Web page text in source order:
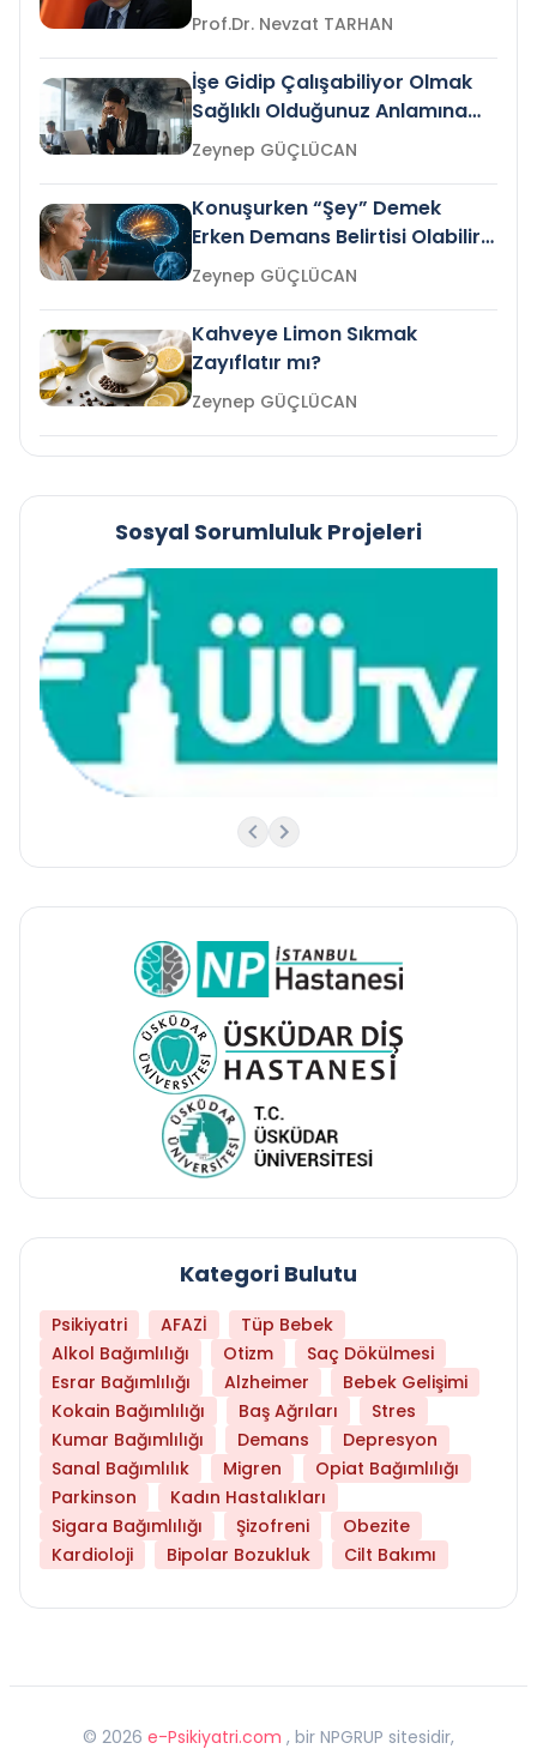
Prof.Dr. Nevzat TARHAN
İşe Gidip Çalışabiliyor Olmak
Sağlıklı Olduğunuz Anlamına
Gelir mi?Zeynep GÜÇLÜCAN
Konuşurken “Şey” Demek
Erken Demans Belirtisi Olabilir
mi?
Zeynep GÜÇLÜCAN
Kahveye Limon Sıkmak
Zayıflatır mı?
Zeynep GÜÇLÜCAN
Sosyal Sorumluluk Projeleri
Kategori Bulutu
Psikiyatri AFAZİ
Tüp Bebek
Alkol Bağımlılığı
Otizm
Saç Dökülmesi
Esrar Bağımlılığı
Alzheimer
Bebek Gelişimi
Kokain Bağımlılığı
Baş Ağrıları
Stres
Kumar Bağımlılığı
Demans
Depresyon
Sanal Bağımlılık
Migren
Opiat Bağımlılığı
Parkinson
Kadın Hastalıkları
Sigara Bağımlılığı
Şizofreni
Obezite
Kardioloji
Bipolar Bozukluk Cilt Bakımı
© 2026 e-Psikiyatri.com , bir NPGRUP sitesidir,